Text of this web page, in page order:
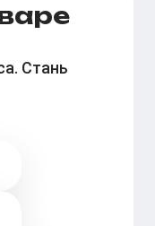
Стань